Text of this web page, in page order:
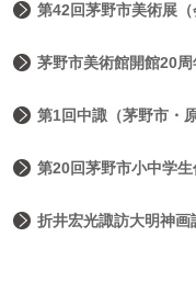
第42回茅野市美術展
茅野市美術館開館20
第1回中諏（茅野市・
第20回茅野市小中学
折井宏光諏訪大明神